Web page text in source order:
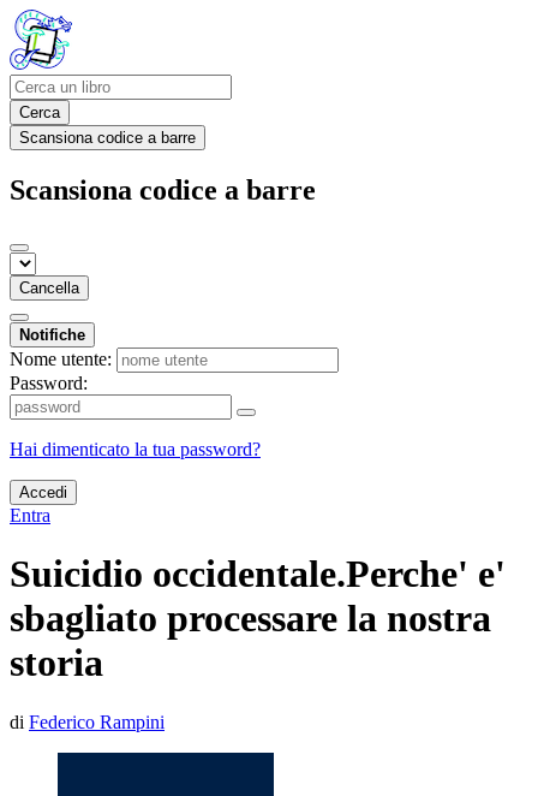
Cerca
Scansiona codice a barre
Scansiona codice a barre
Cancella
Notifiche
Nome utente:
Password:
Hai dimenticato la tua password?
Accedi
Entra
Suicidio occidentale.Perche' e'
sbagliato processare la nostra
storia
di Federico Rampini